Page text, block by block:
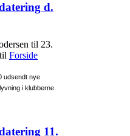
d.
til 23.
Forside
udsendt nye
i klubberne.
11.